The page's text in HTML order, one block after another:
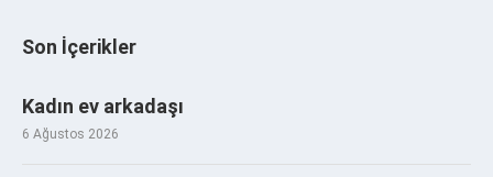
Son İçerikler
Kadın ev arkadaşı
6 Ağustos 2026